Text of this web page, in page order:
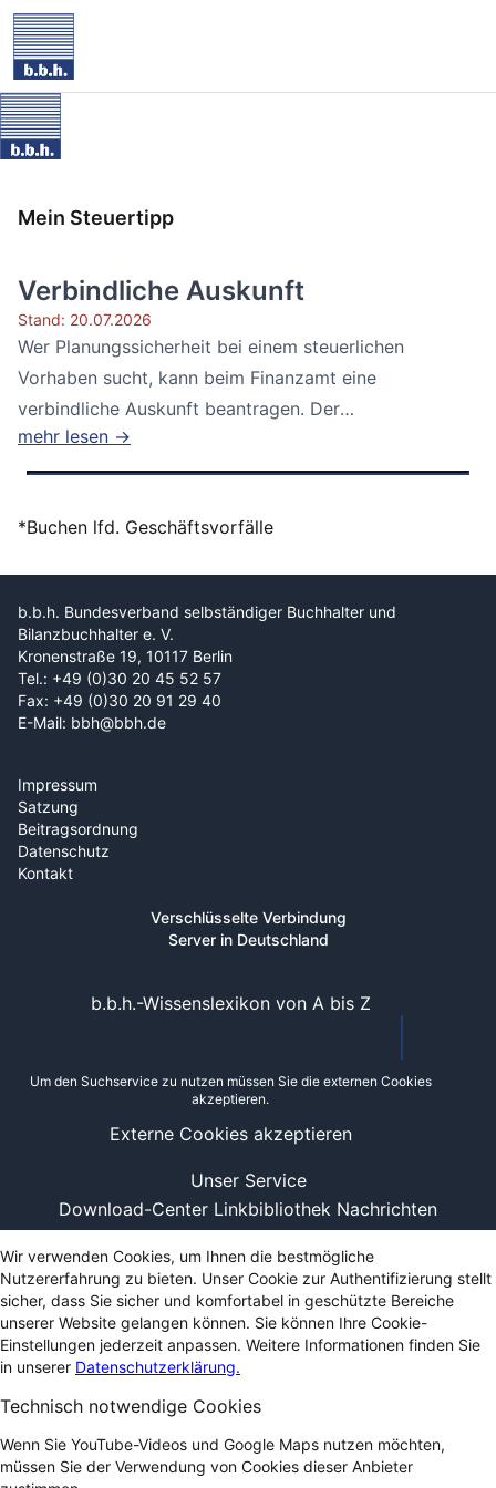
Mein Steuertipp
Verbindliche Auskunft
Stand: 20.07.2026
Wer Planungssicherheit bei einem steuerlichen
Vorhaben sucht, kann beim Finanzamt eine
verbindliche Auskunft beantragen. Der
Bundesfinanzhof...
mehr lesen →
*Buchen lfd. Geschäftsvorfälle
b.b.h. Bundesverband selbständiger Buchhalter und
Bilanzbuchhalter e. V.
Kronenstraße 19, 10117 Berlin
Tel.: +49 (0)30 20 45 52 57
Fax: +49 (0)30 20 91 29 40
E-Mail: bbh@bbh.de
Impressum
Satzung
Beitragsordnung
Datenschutz
Kontakt
Verschlüsselte Verbindung
Server in Deutschland
Unser Service
Download-Center Linkbibliothek Nachrichten
b.b.h.-Wissenslexikon von A bis Z
Um den Suchservice zu nutzen müssen Sie die externen Cookies
akzeptieren.
Externe Cookies akzeptieren
Wir verwenden Cookies, um Ihnen die bestmögliche
Nutzererfahrung zu bieten. Unser Cookie zur Authentifizierung stellt
sicher, dass Sie sicher und komfortabel in geschützte Bereiche
unserer Website gelangen können. Sie können Ihre Cookie-
Einstellungen jederzeit anpassen. Weitere Informationen finden Sie
in unserer Datenschutzerklärung.
Technisch notwendige Cookies
Wenn Sie YouTube-Videos und Google Maps nutzen möchten,
müssen Sie der Verwendung von Cookies dieser Anbieter